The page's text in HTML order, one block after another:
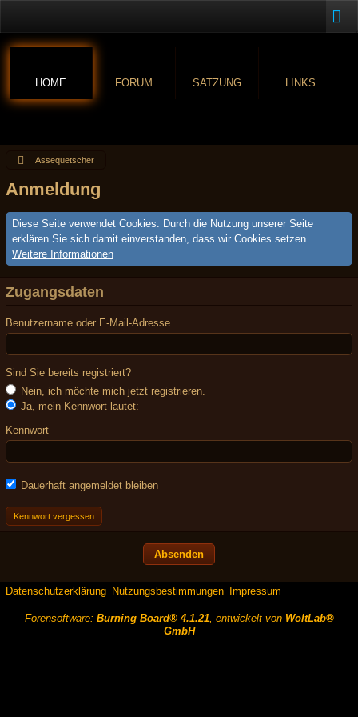
HOME FORUM SATZUNG LINKS
Assequetscher
Anmeldung
Diese Seite verwendet Cookies. Durch die Nutzung unserer Seite
erklären Sie sich damit einverstanden, dass wir Cookies setzen.
Weitere Informationen
Zugangsdaten
Benutzername oder E-Mail-Adresse
Sind Sie bereits registriert?
Nein, ich möchte mich jetzt registrieren.
Ja, mein Kennwort lautet:
Kennwort
Dauerhaft angemeldet bleiben
Kennwort vergessen
Datenschutzerklärung Nutzungsbestimmungen Impressum
Forensoftware: Burning Board® 4.1.21, entwickelt von WoltLab®
GmbH